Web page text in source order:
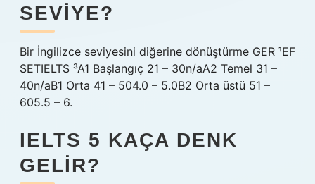
SEVIYE?
Bir İngilizce seviyesini diğerine dönüştürme GER ¹EF
SETIELTS ³A1 Başlangıç ​​21 – 30n/aA2 Temel 31 –
40n/aB1 Orta 41 – 504.0 – 5.0B2 Orta üstü 51 –
605.5 – 6.
IELTS 5 KAÇA DENK
GELIR?